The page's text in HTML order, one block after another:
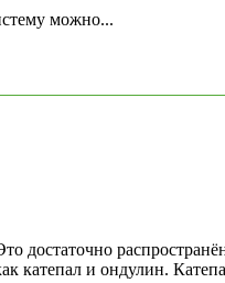
можно...
достаточно
катепал и ондулин.